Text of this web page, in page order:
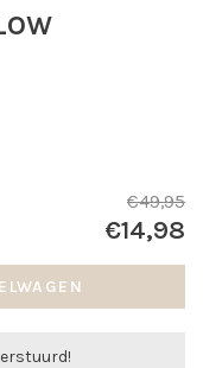
€49,95
€14,98